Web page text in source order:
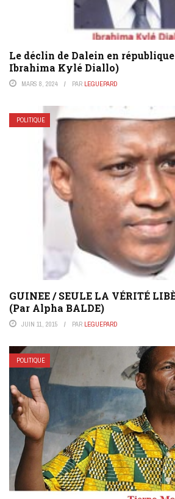
Le déclin de Dalein en république
Ibrahima Kylé Diallo)
MARS 8, 2024 PAR LEGUEPARD
POLITIQUE
GUINEE / SEULE LA VÉRITÉ
(Par Alpha BALDE)
JUIN 11, 2015 PAR LEGUEPARD
POLITIQUE